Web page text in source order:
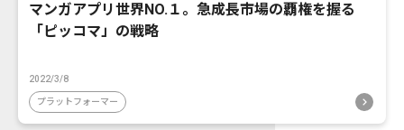
マンガアプリ世界NO.１。急成長市場の覇権を握る
「ピッコマ」の戦略
2022/3/8
プラットフォーマー